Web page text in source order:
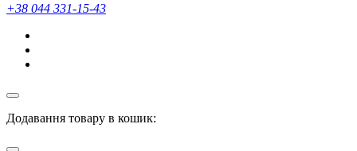
+38 044 331-15-43
Додавання товару в кошик: